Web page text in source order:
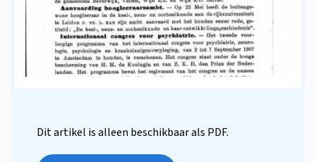
Dit artikel is alleen beschikbaar als PDF.